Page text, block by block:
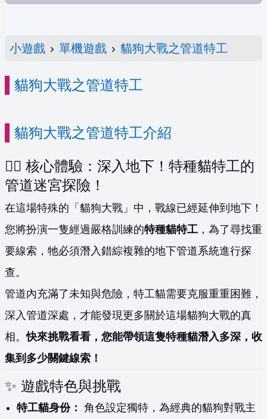
小遊戲 › 單機遊戲 › 貓狗大戰之管道特工
貓狗大戰之管道特工
貓狗大戰之管道特工介紹
🕵️‍♂️ 核心體驗：深入地下！特種貓特工的
管道迷宮探險！
在這場特殊的「貓狗大戰」中，戰線已經延伸到地下！
您將扮演一隻經過嚴格訓練的特種貓特工 ，為了尋找重
要線索，牠必須潛入錯綜複雜的地下管道系統進行探
查。
管道內充滿了未知與危險，特工貓需要克服重重困難，
深入管道深處，才能發現更多關於這場貓狗大戰的真
相。快來挑戰看看，您能帶領這隻特種貓潛入多深，收
集到多少關鍵線索！
✨ 遊戲特色與挑戰
特工貓身份： 角色設定獨特，為經典的貓狗對戰主